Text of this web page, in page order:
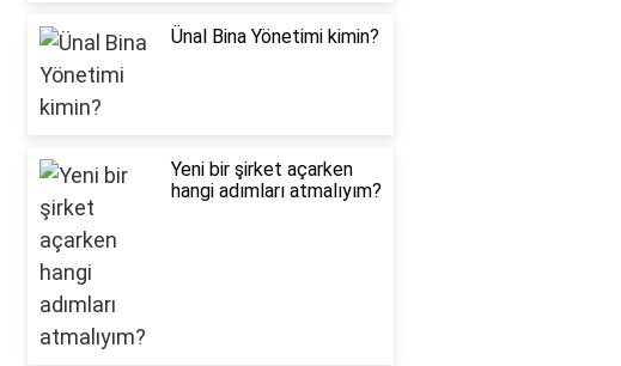
Ünal Bina Yönetimi kimin?
Yeni bir şirket açarken
hangi adımları atmalıyım?